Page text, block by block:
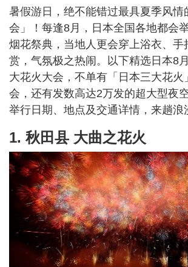
暑假游日，绝不能错过最具夏季风情
会」！每逢8月，日本全国各地都会
烟花祭典，当地人更会穿上浴衣、手
赏，气氛极之热闹。以下精选日本8
大花火大会，不单有「日本三大花火
会，还有发数高达2万发的超大型夜
举行日期、地点及交通详情，来趟浪
1. 秋田县 大曲之花火